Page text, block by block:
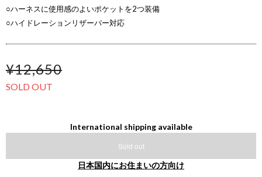
○ハーネスに使用感のよいポケットを2つ装備
○ハイドレーションリザーバー対応
¥12,650
SOLD OUT
International shipping available
Sold out
日本国内にお住まいの方向け